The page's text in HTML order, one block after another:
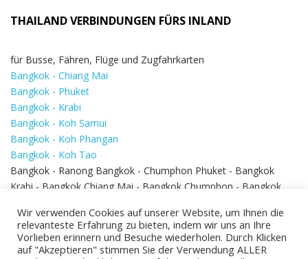
THAILAND VERBINDUNGEN FÜRS INLAND
für Busse, Fähren, Flüge und Zugfahrkarten
Bangkok - Chiang Mai
Bangkok - Phuket
Bangkok - Krabi
Bangkok - Koh Samui
Bangkok - Koh Phangan
Bangkok - Koh Tao
Bangkok - Ranong Bangkok - Chumphon Phuket - Bangkok
Krabi - Bangkok Chiang Mai - Bangkok Chumphon - Bangkok
Bangkok - Hua Hin
Wir verwenden Cookies auf unserer Website, um Ihnen die
relevanteste Erfahrung zu bieten, indem wir uns an Ihre
Vorlieben erinnern und Besuche wiederholen. Durch Klicken
auf "Akzeptieren" stimmen Sie der Verwendung ALLER